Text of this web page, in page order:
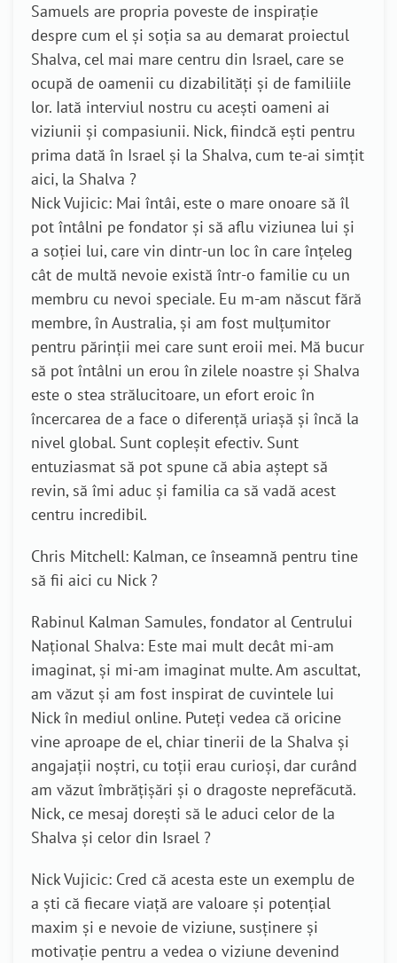
Samuels are propria poveste de inspirație
despre cum el și soția sa au demarat proiectul
Shalva, cel mai mare centru din Israel, care se
ocupă de oamenii cu dizabilități și de familiile
lor. Iată interviul nostru cu acești oameni ai
viziunii și compasiunii. Nick, fiindcă ești pentru
prima dată în Israel și la Shalva, cum te-ai simțit
aici, la Shalva ?
Nick Vujicic: Mai întâi, este o mare onoare să îl
pot întâlni pe fondator și să aflu viziunea lui și
a soției lui, care vin dintr-un loc în care înțeleg
cât de multă nevoie există într-o familie cu un
membru cu nevoi speciale. Eu m-am născut fără
membre, în Australia, și am fost mulțumitor
pentru părinții mei care sunt eroii mei. Mă bucur
să pot întâlni un erou în zilele noastre și Shalva
este o stea strălucitoare, un efort eroic în
încercarea de a face o diferență uriașă și încă la
nivel global. Sunt copleșit efectiv. Sunt
entuziasmat să pot spune că abia aștept să
revin, să îmi aduc și familia ca să vadă acest
centru incredibil.
Chris Mitchell: Kalman, ce înseamnă pentru tine
să fii aici cu Nick ?
Rabinul Kalman Samules, fondator al Centrului
Național Shalva: Este mai mult decât mi-am
imaginat, și mi-am imaginat multe. Am ascultat,
am văzut și am fost inspirat de cuvintele lui
Nick în mediul online. Puteți vedea că oricine
vine aproape de el, chiar tinerii de la Shalva și
angajații noștri, cu toții erau curioși, dar curând
am văzut îmbrățișări și o dragoste neprefăcută.
Nick, ce mesaj dorești să le aduci celor de la
Shalva și celor din Israel ?
Nick Vujicic: Cred că acesta este un exemplu de
a ști că fiecare viață are valoare și potențial
maxim și e nevoie de viziune, susținere și
motivație pentru a vedea o viziune devenind